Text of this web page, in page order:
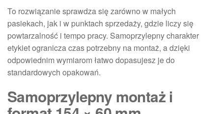
To rozwiązanie sprawdza się zarówno w małych
pasiekach, jak i w punktach sprzedaży, gdzie liczy się
powtarzalność i tempo pracy. Samoprzylepny charakter
etykiet ogranicza czas potrzebny na montaż, a dzięki
odpowiednim wymiarom łatwo dopasujesz je do
standardowych opakowań.
Samoprzylepny montaż i